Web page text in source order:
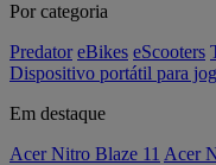
Por categoria
Predator eBikes eScooters
Dispositivo portátil para
Em destaque
Acer Nitro Blaze 11 Acer